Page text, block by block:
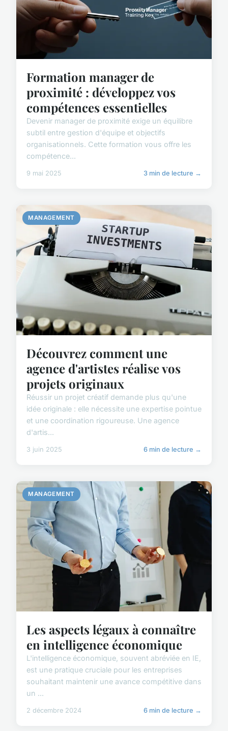
Formation manager de
proximité : développez vos
compétences essentielles
Devenir manager de proximité exige un équilibre
subtil entre gestion d'équipe et objectifs
organisationnels. Cette formation vous offre les
compétence...
9 mai 2025 3 min de lecture →
MANAGEMENT
Découvrez comment une
agence d'artistes réalise vos
projets originaux
Réussir un projet créatif demande plus qu'une
idée originale : elle nécessite une expertise pointue
et une coordination rigoureuse. Une agence
d'artis...
3 juin 2025 6 min de lecture →
MANAGEMENT
Les aspects légaux à connaître
en intelligence économique
L'intelligence économique, souvent abréviée en IE,
est une pratique cruciale pour les entreprises
souhaitant maintenir une avance compétitive dans
un ...
2 décembre 2024 6 min de lecture →